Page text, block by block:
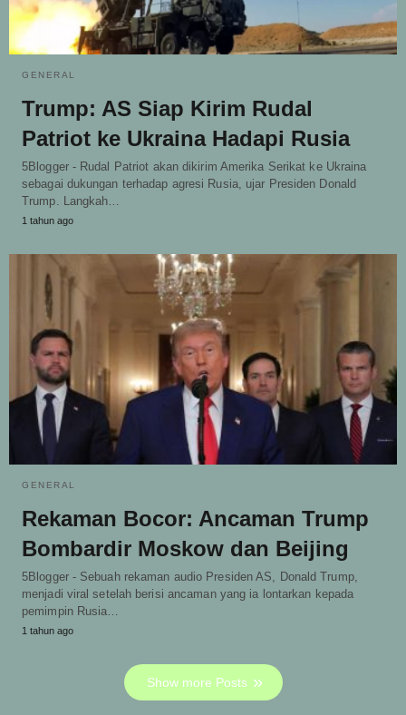
GENERAL
Trump: AS Siap Kirim Rudal
Patriot ke Ukraina Hadapi Rusia
5Blogger - Rudal Patriot akan dikirim Amerika Serikat ke Ukraina
sebagai dukungan terhadap agresi Rusia, ujar Presiden Donald
Trump. Langkah…
1 tahun ago
GENERAL
Rekaman Bocor: Ancaman Trump
Bombardir Moskow dan Beijing
5Blogger - Sebuah rekaman audio Presiden AS, Donald Trump,
menjadi viral setelah berisi ancaman yang ia lontarkan kepada
pemimpin Rusia…
1 tahun ago
Show more Posts